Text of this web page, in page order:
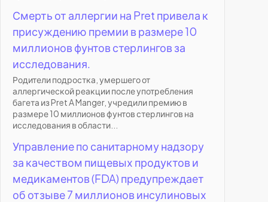
Смерть от аллергии на Pret привела к
присуждению премии в размере 10
миллионов фунтов стерлингов за
исследования.
Родители подростка, умершего от
аллергической реакции после употребления
багета из Pret A Manger, учредили премию в
размере 10 миллионов фунтов стерлингов на
исследования в области...
Управление по санитарному надзору
за качеством пищевых продуктов и
медикаментов (FDA) предупреждает
об отзыве 7 миллионов инсулиновых